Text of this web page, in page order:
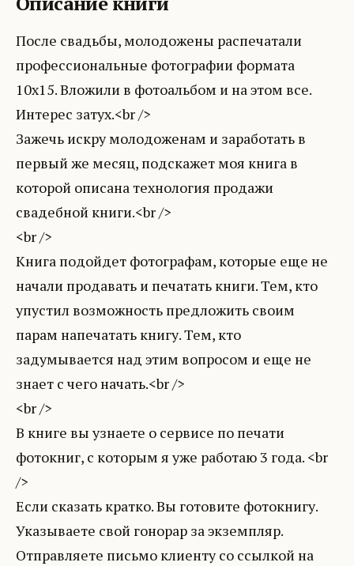
После свадьбы, молодожены распечатали
профессиональные фотографии формата
10х15. Вложили в фотоальбом и на этом все.
Интерес затух.<br />
Зажечь искру молодоженам и заработать в
первый же месяц, подскажет моя книга в
которой описана технология продажи
свадебной книги.<br />
<br />
Книга подойдет фотографам, которые еще не
начали продавать и печатать книги. Тем, кто
упустил возможность предложить своим
парам напечатать книгу. Тем, кто
задумывается над этим вопросом и еще не
знает с чего начать.<br />
<br />
В книге вы узнаете о сервисе по печати
фотокниг, с которым я уже работаю 3 года. <br
/>
Если сказать кратко. Вы готовите фотокнигу.
Указываете свой гонорар за экземпляр.
Отправляете письмо клиенту со ссылкой на